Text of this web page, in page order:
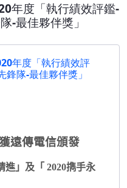
年度「執行績效評鑑-
-最佳夥伴獎」
年度「執行績效評
隊-最佳夥伴獎」
遠傳電信頒發
進」及「 2020擕手永